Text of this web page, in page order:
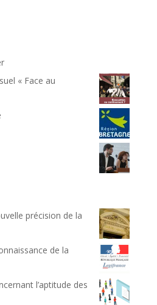
« Face au
précision de la
de la
l’aptitude des